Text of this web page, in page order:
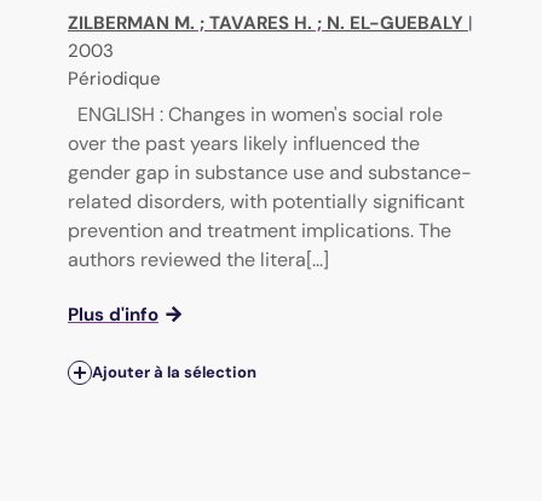
ZILBERMAN M. ; TAVARES H. ; N. EL-GUEBALY |
2003
Périodique
ENGLISH : Changes in women's social role
over the past years likely influenced the
gender gap in substance use and substance-
related disorders, with potentially significant
prevention and treatment implications. The
authors reviewed the litera[...]
Plus d'info
Ajouter à la sélection